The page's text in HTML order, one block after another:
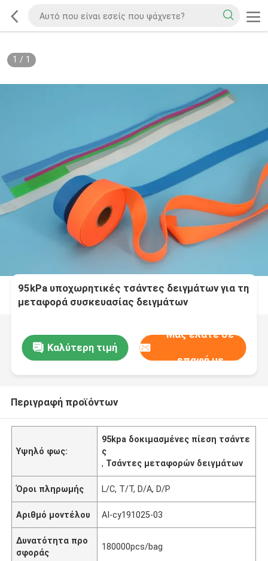
1 / 1
95kPa υποχωρητικές τσάντες δειγμάτων για τη
μεταφορά συσκευασίας δειγμάτων
Καλύτερη τιμή
Μας ελάτε σε
επαφή με
Περιγραφή προϊόντων
Υψηλό φως:
95kpa δοκιμασμένες πίεση τσάντε
ς
, Τσάντες μεταφορών δειγμάτων
Όροι πληρωμής L/C, T/T, D/A, D/P
Αριθμό μοντέλου AI-cy191025-03
Δυνατότητα προ
σφοράς
180000pcs/bag